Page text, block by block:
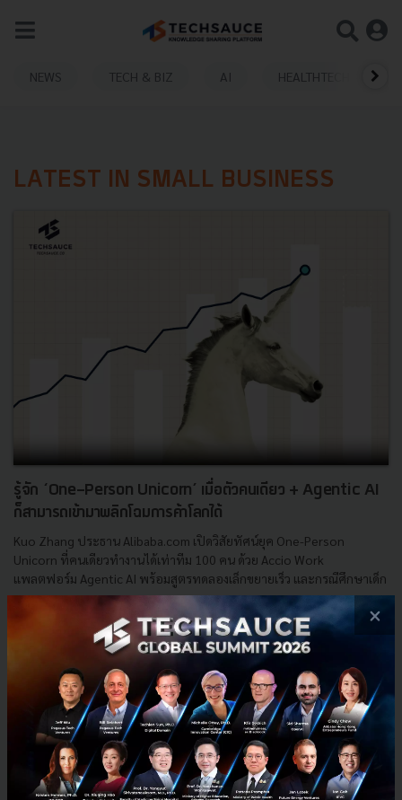
NEWS TECH & BIZ AI HEALTHTECH
LATEST IN SMALL BUSINESS
รู้จัก ‘One-Person Unicorn’ เมื่อตัวคนเดียว + Agentic AI
ก็สามารถเข้ามาพลิกโฉมการค้าโลกได้
Kuo Zhang ประธาน Alibaba.com เปิดวิสัยทัศน์ยุค One-Person
Unicorn ที่คนเดียวทำงานได้เท่าทีม 100 คน ด้วย Accio Work
แพลตฟอร์ม Agentic AI พร้อมสูตรทดลองเล็กขยายเร็ว และกรณีศึกษาเด็ก
อ...
พฤษภาคม 11, 2026| By Techsauce Team
Tech & Biz AI SME Alibaba Kuo Zhang
×